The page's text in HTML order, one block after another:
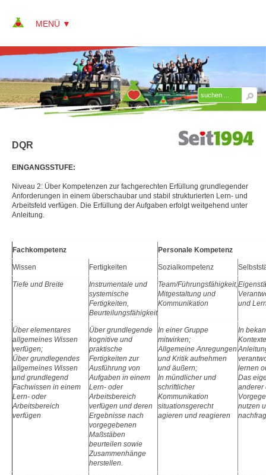
AUSBILDUNG ERLEBNISPÄDAGOGIK
Aufbau und Struktur
Lehrgänge
Hintergründe
Kompetenzorientierung und Lebenslanges Lernen
▼
▼
AUSBILDUNG TRAUMAZENTRIERTE
ERLEBNISTHERAPIE
▼
FORTBILDUNGEN
AKTUELLES
FEEDBACK
UNSERE TEILNEHMER UND TEILNEHMERINNEN
DQR
EINGANGSSTUFE:
Niveau 2: Über Kompetenzen zur fachgerechten Erfüllung grundlegender
Anforderungen in einem überschaubar und stabil strukturierten Lern- und
Arbeitsfeld verfügen. Die Erfüllung der Aufgaben erfolgt weitgehend unter
Anleitung.
Fachkompetenz Personale Kompetenz
Wissen Fertigkeiten Sozialkompetenz
Tiefe und Breite
Instrumentale und
systemische
Fertigkeiten,
Beurteilungsfähigkeit
Team/Führungsfähigkeit,
Mitgestaltung und
Kommunikation
und
Über elementares
allgemeines Wissen
verfügen;
Über grundlegendes
allgemeines Wissen
und grundlegend
Fachwissen in einem
Lern- oder
Arbeitsbereich
verfügen
Über grundlegende
kognitive und
praktische
Fertigkeiten zur
Ausführung von
Aufgaben in einem
Lern- oder
Arbeitsbereich
verfügen und deren
Ergebnisse nach
vorgegebenen
Maßstäben
beurteilen sowie
Zusammenhänge
herstellen.
In einer Gruppe
mitwirken;
Allgemeine Anregungen
und Kritik aufnehmen
und äußern;
In mündlicher und
schriftlicher
Kommunikation
situationsgerecht
agieren und reagieren
In
lernen
Das
anderer
nutzen